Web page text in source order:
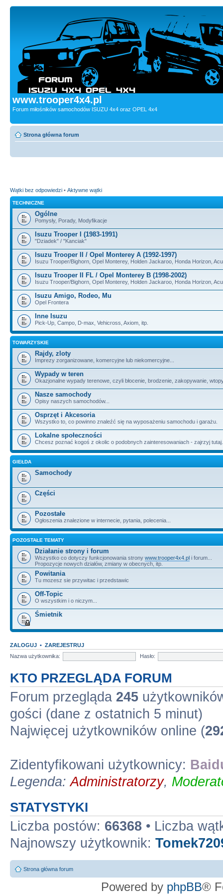
www.trooper4x4.pl
Forum miłośników samochodów ISUZU 4x4 oraz OPEL 4x4
Strona główna forum
Wątki bez odpowiedzi • Aktywne wątki
TECHNICZNE
Ogólne
Pomysły, Porady, Modyfikacje
Isuzu Trooper I (1983-1991)
"Dziadek" / "Kanciak"
Isuzu Trooper II / Opel Monterey A (1992-1997)
Isuzu Trooper/Bighorn, Opel Monterey, Holden Jackaroo, Honda Horizon,
Isuzu Trooper II FL / Opel Monterey B (1998-2002)
Isuzu Trooper/Bighorn, Opel Monterey, Holden Jackaroo, Honda Horizon,
Isuzu Amigo, Rodeo, Mu
Opel Frontera
Inne Isuzu
Pick-Up, Campo, D-max, Vehicross, Axiom, itp.
TOWARZYSKIE
Rajdy, zloty
Imprezy zorganizowane, komercyjne lub niekomercyjne...
Wypady w teren
Okazjonalne wypady terenowe, czyli błocenie, brodzenie, zakopywanie,
Nasze samochody
Opisy naszych samochodów...
Osprzęt i Akcesoria
Wszystko to, co powinno znaleźć się na wyposażeniu samochodu i garażu.
Lokalne społeczności
Chcesz poznać kogoś z okolic o podobnych zainteresowaniach - zajrzyj
GIEŁDA
Samochody
Części
Pozostałe
Ogłoszenia znalezione w internecie, pytania, polecenia...
POZOSTAŁE TEMATY
Działanie strony i forum
Wszystko co dotyczy funkcjonowania strony www.trooper4x4.pl i forum...
Propozycje nowych działów, zmiany w obecnych, itp.
Powitania
Tu mozesz sie przywitac i przedstawic
Off-Topic
O wszystkim i o niczym...
Śmietnik
ZALOGUJ • ZAREJESTRUJ
Nazwa użytkownika:
Hasło:
KTO PRZEGLĄDA FORUM
Forum przegląda 245
gości (dane z ostatnich 5 minut)
Najwięcej użytkowników online (
Zidentyfikowani użytkownicy:
Legenda:Administratorzy,
STATYSTYKI
Liczba postów: 66368 • Liczba
Najnowszy użytkownik:
Strona główna forum
Powered by phpBB®